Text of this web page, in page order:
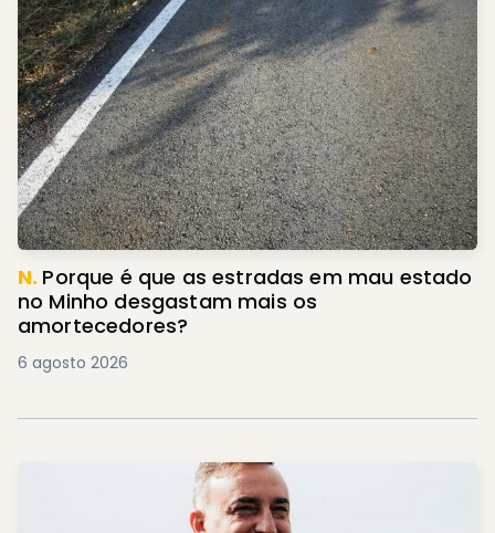
N. Porque é que as estradas em mau estado
no Minho desgastam mais os
amortecedores?
6 agosto 2026